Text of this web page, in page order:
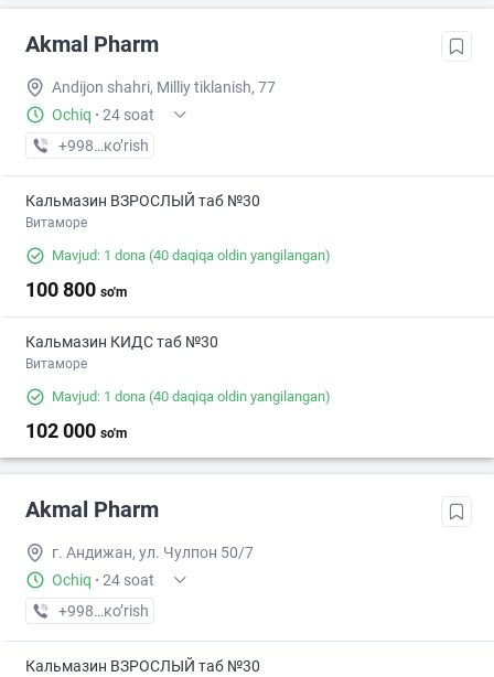
Akmal Pharm
Andijon shahri, Milliy tiklanish, 77
Ochiq · 24 soat
+998 (91) XXX-XX-XX
кo’rish
Кальмазин ВЗРОСЛЫЙ таб №30
Витаморе
Mavjud: 1 dona (40 daqiqa oldin yangilangan)
100 800 so'm
Кальмазин КИДС таб №30
Витаморе
Mavjud: 1 dona (40 daqiqa oldin yangilangan)
102 000 so'm
Akmal Pharm
г. Андижан, ул. Чулпон 50/7
Ochiq · 24 soat
+998 (91) XXX-XX-XX
кo’rish
Кальмазин ВЗРОСЛЫЙ таб №30